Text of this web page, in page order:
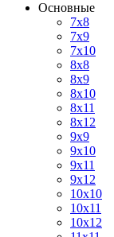
Основные
7х8
7х9
7х10
8х8
8х9
8х10
8х11
8х12
9х9
9х10
9х11
9х12
10х10
10х11
10х12